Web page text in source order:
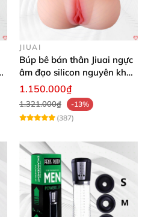
JIUAI
Búp bê bán thân Jiuai ngực
âm đạo silicon nguyên khối
cao cấp
1.150.000₫
1.321.000₫
-13%
(387)